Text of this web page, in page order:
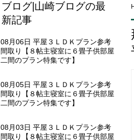
ブログ| 山崎ブログの最
新記事
08月06日 平屋３ＬＤＫプラン参考
間取り【８帖主寝室に６畳子供部屋
二間のプラン特集です】
08月05日 平屋３ＬＤＫプラン参考
間取り【８帖主寝室に６畳子供部屋
二間のプラン特集です】
08月03日 平屋３ＬＤＫプラン参考
間取り【８帖主寝室に６畳子供部屋